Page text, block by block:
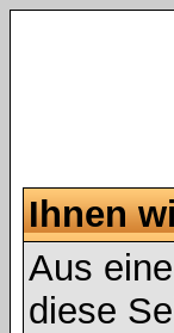
Ihnen
Aus
diese